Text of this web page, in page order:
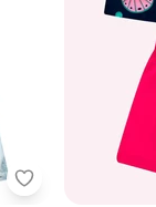
Outlet -